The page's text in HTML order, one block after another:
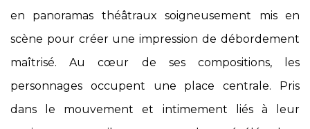
en panoramas théâtraux soigneusement mis en
scène pour créer une impression de débordement
maîtrisé. Au cœur de ses compositions, les
personnages occupent une place centrale. Pris
dans le mouvement et intimement liés à leur